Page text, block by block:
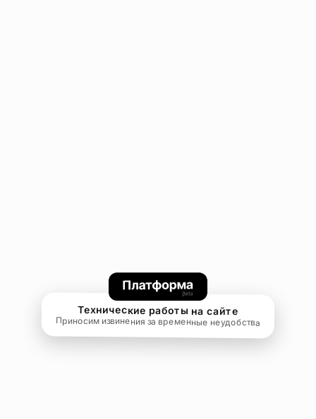
Технические работы на сайте
Приносим извинения за временные неудобства